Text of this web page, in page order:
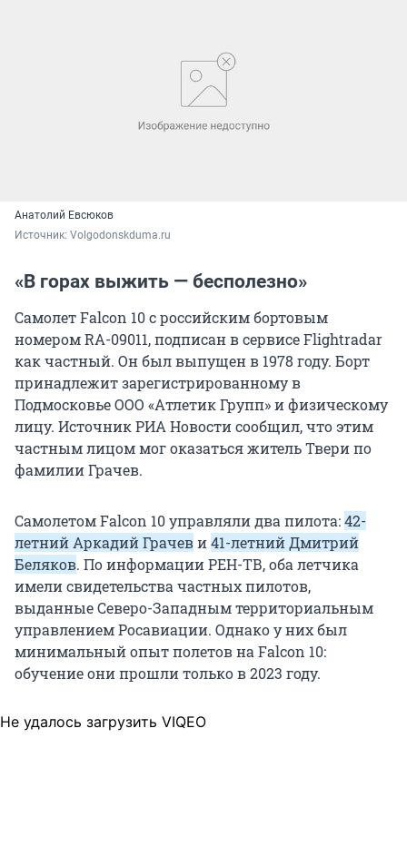
Анатолий Евсюков
Источник: Volgodonskduma.ru
«В горах выжить — бесполезно»
Самолет Falcon 10 с российским бортовым
номером RA-09011, подписан в сервисе Flightradar
как частный. Он был выпущен в 1978 году. Борт
принадлежит зарегистрированному в
Подмосковье ООО «Атлетик Групп» и физическому
лицу. Источник РИА Новости сообщил, что этим
частным лицом мог оказаться житель Твери по
фамилии Грачев.
Самолетом Falcon 10 управляли два пилота:42-
летний Аркадий Грачеви41-летний Дмитрий
Беляков. По информации РЕН-ТВ, оба летчика
имели свидетельства частных пилотов,
выданные Северо-Западным территориальным
управлением Росавиации. Однако у них был
минимальный опыт полетов на Falcon 10:
обучение они прошли только в 2023 году.
Не удалось загрузить VIQEO